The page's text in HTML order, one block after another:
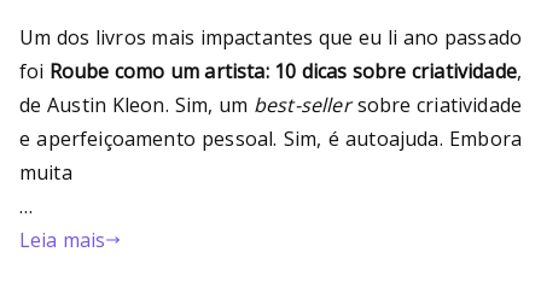
Um dos livros mais impactantes que eu li ano passado
foi Roube como um artista: 10 dicas sobre criatividade,
de Austin Kleon. Sim, um best-sellersobre criatividade
e aperfeiçoamento pessoal. Sim, é autoajuda. Embora
muita
…
Leia mais